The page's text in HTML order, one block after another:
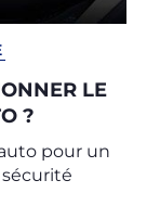
LE
?
pour un